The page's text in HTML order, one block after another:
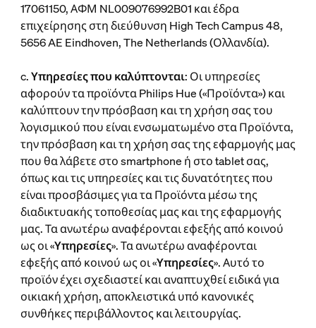
17061150, ΑΦΜ NL009076992B01 και έδρα
επιχείρησης στη διεύθυνση High Tech Campus 48,
5656 AE Eindhoven, The Netherlands (Ολλανδία).
c.Υπηρεσίες που καλύπτονται: Οι υπηρεσίες
αφορούν τα προϊόντα Philips Hue («Προϊόντα») και
καλύπτουν την πρόσβαση και τη χρήση σας του
λογισμικού που είναι ενσωματωμένο στα Προϊόντα,
την πρόσβαση και τη χρήση σας της εφαρμογής μας
που θα λάβετε στο smartphone ή στο tablet σας,
όπως και τις υπηρεσίες και τις δυνατότητες που
είναι προσβάσιμες για τα Προϊόντα μέσω της
διαδικτυακής τοποθεσίας μας και της εφαρμογής
μας. Τα ανωτέρω αναφέρονται εφεξής από κοινού
ως οι «Υπηρεσίες». Τα ανωτέρω αναφέρονται
εφεξής από κοινού ως οι «Υπηρεσίες». Αυτό το
προϊόν έχει σχεδιαστεί και αναπτυχθεί ειδικά για
οικιακή χρήση, αποκλειστικά υπό κανονικές
συνθήκες περιβάλλοντος και λειτουργίας.